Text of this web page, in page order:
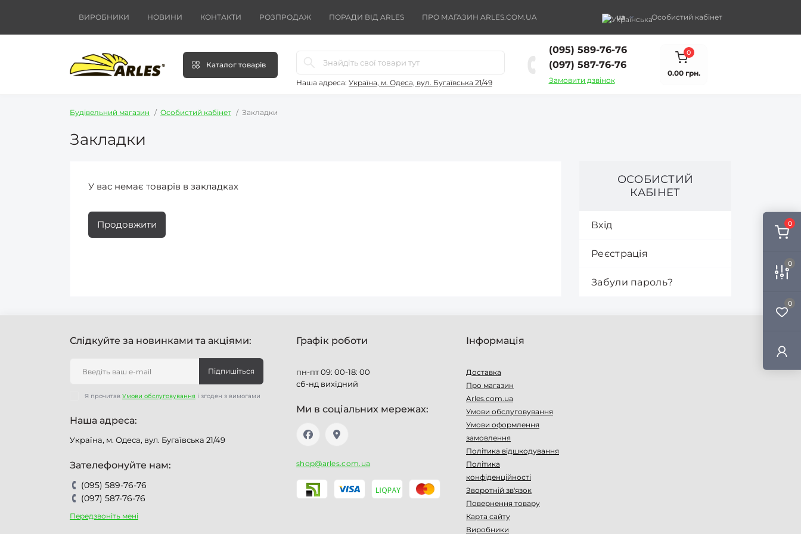
0
0
0
ВИРОБНИКИ НОВИНИ КОНТАКТИ РОЗПРОДАЖ ПОРАДИ ВІД ARLES ПРО МАГАЗИН ARLES.COM.UA ua Особистий кабінет
Каталог товарів
Наша адреса: Україна, м. Одеса, вул. Бугаївська 21/49
(095) 589-76-76
(097) 587-76-76
Замовити дзвінок
0
0.00 грн.
Будівельний магазин Особистий кабінет Закладки
Закладки
У вас немає товарів в закладках
Продовжити
ОСОБИСТИЙ
КАБІНЕТ
Вхід
Реєстрація
Забули пароль?
Слідкуйте за новинками та акціями:
Підпишіться
Я прочитав Умови обслуговування і згоден з вимогами
Наша адреса:
Україна, м. Одеса, вул. Бугаївська 21/49
Зателефонуйте нам:
(095) 589-76-76
(097) 587-76-76
Передзвоніть мені
Графік роботи
пн-пт 09: 00-18: 00
сб-нд вихідний
Ми в соціальних мережах:
shop@arles.com.ua
Інформація
Доставка
Про магазин
Arles.com.ua
Умови обслуговування
Умови оформлення
замовлення
Політика відшкодування
Політика
конфіденційності
Зворотній зв'язок
Повернення товару
Карта сайту
Виробники